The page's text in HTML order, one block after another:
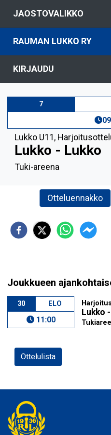
JAOSTOVALIKKO
RAUMAN LUKKO RY
KIRJAUDU
7
Lukko U11,
Lukko - Lukko
Tuki-areena
Otteluennakko
Joukkueen
30 ELO
11:00
Lukko
Ottelulista